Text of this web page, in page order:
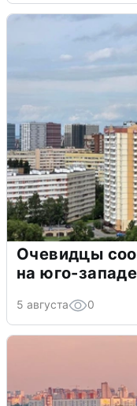
Очевидцы
на юго-
5 августа 0